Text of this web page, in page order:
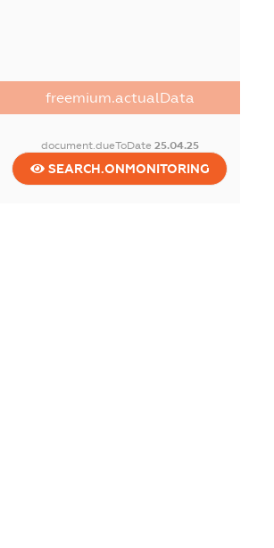
freemium.actualData
document.dueToDate 25.04.25
SEARCH.ONMONITORING